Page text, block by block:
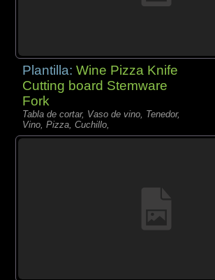
Plantilla:Wine Pizza Knife
Cutting board Stemware
Fork
Tabla de cortar, Vaso de vino, Tenedor,
Vino, Pizza, Cuchillo,